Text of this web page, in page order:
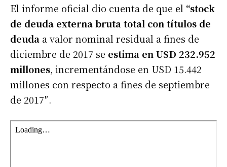
El informe oficial dio cuenta de que el “stock
de deuda externa bruta total con títulos de
deuda a valor nominal residual a fines de
diciembre de 2017 se estima en USD 232.952
millones, incrementándose en USD 15.442
millones con respecto a fines de septiembre
de 2017″.